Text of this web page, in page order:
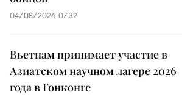
04/08/2026 07:32
Вьетнам принимает участие в
Азиатском научном лагере 2026
года в Гонконге